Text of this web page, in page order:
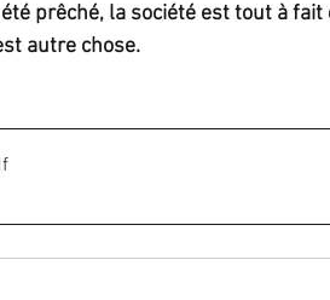
prêché, la société est tout à fait
autre chose.